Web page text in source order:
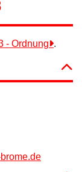
- Ordnung .